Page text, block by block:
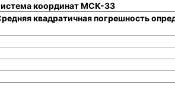
координат МСК-33
квадратичная погрешность